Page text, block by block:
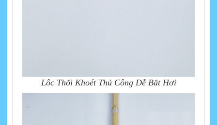
Lôc Thổi Khoét Thủ Công Dễ Bắt Hơi